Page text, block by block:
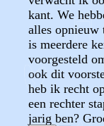
kant. We
alles opnieuw
is meerdere
voorgesteld
ook dit
heb ik recht
een rechter
jarig ben?